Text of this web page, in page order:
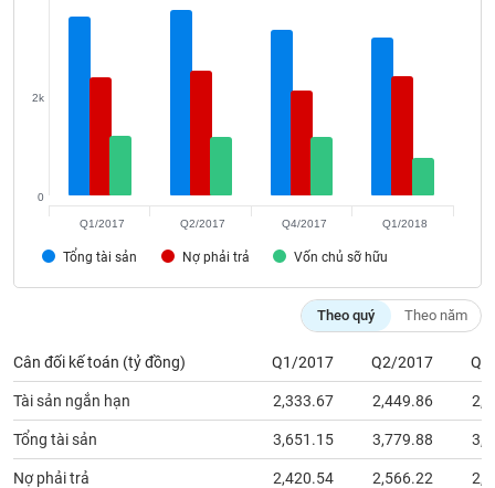
Tổng tài sản Nợ phải trả Vốn chủ sỡ hữu
0
2k
Q1/2017 Q2/2017 Q4/2017 Q1/2018
Theo quý Theo năm
Cân đối kế toán (tỷ đồng) Q1/2017 Q2/2017
Tài sản ngắn hạn 2,333.67 2,449.86
Tổng tài sản 3,651.15 3,779.88
Nợ phải trả 2,420.54 2,566.22
giả
Báo
cáo
tích
ngữ
(-)
Dịch
vụ
(-)